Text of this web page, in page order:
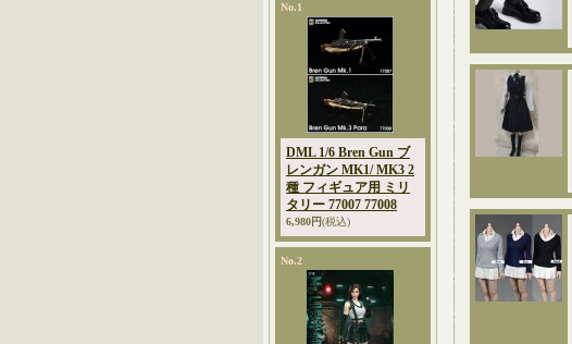
No.1
DML 1/6 Bren Gun ブ
レンガン MK1/ MK3 2
種 フィギュア用 ミリ
タリー 77007 77008
6,980円(税込)
No.2